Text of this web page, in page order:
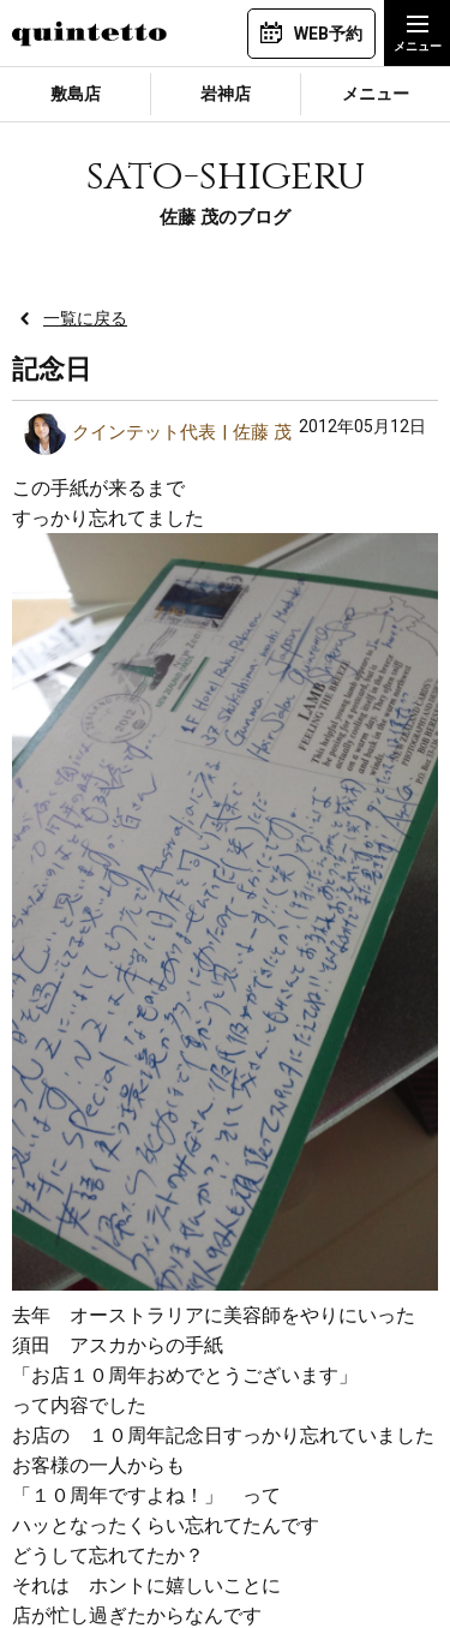
WEB予約
敷島店 岩神店 メニュー
sato-shigeru
佐藤 茂のブログ
一覧に戻る
記念日
クインテット代表 佐藤 茂 2012年05月12日
この手紙が来るまで
すっかり忘れてました
去年 オーストラリアに美容師をやりにいった
須田 アスカからの手紙
「お店１０周年おめでとうございます」
って内容でした
お店の １０周年記念日すっかり忘れていました
お客様の一人からも
「１０周年ですよね！」 って
ハッとなったくらい忘れてたんです
どうして忘れてたか？
それは ホントに嬉しいことに
店が忙し過ぎたからなんです